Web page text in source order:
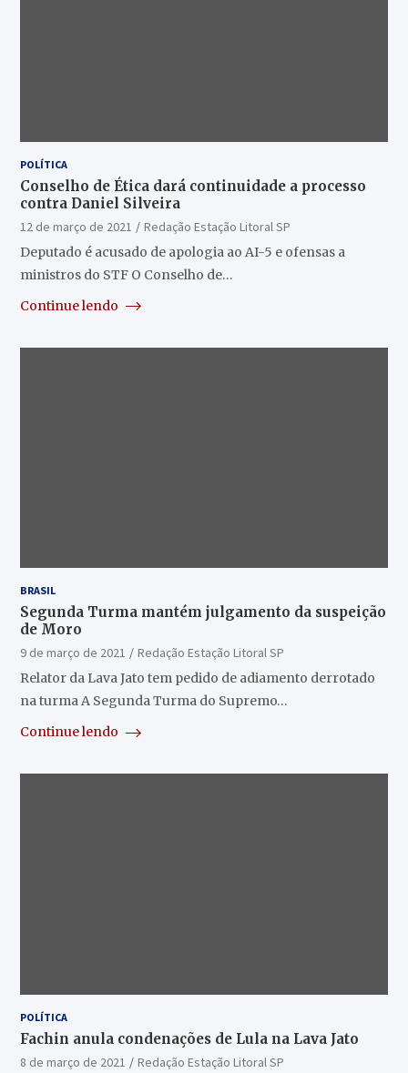
POLÍTICA
Conselho de Ética dará continuidade a processo
contra Daniel Silveira
12 de março de 2021
Redação Estação Litoral SP
Deputado é acusado de apologia ao AI-5 e ofensas a
ministros do STF O Conselho de…
Continue lendo
BRASIL
Segunda Turma mantém julgamento da suspeição
de Moro
9 de março de 2021
Redação Estação Litoral SP
Relator da Lava Jato tem pedido de adiamento derrotado
na turma A Segunda Turma do Supremo…
Continue lendo
POLÍTICA
Fachin anula condenações de Lula na Lava Jato
8 de março de 2021
Redação Estação Litoral SP